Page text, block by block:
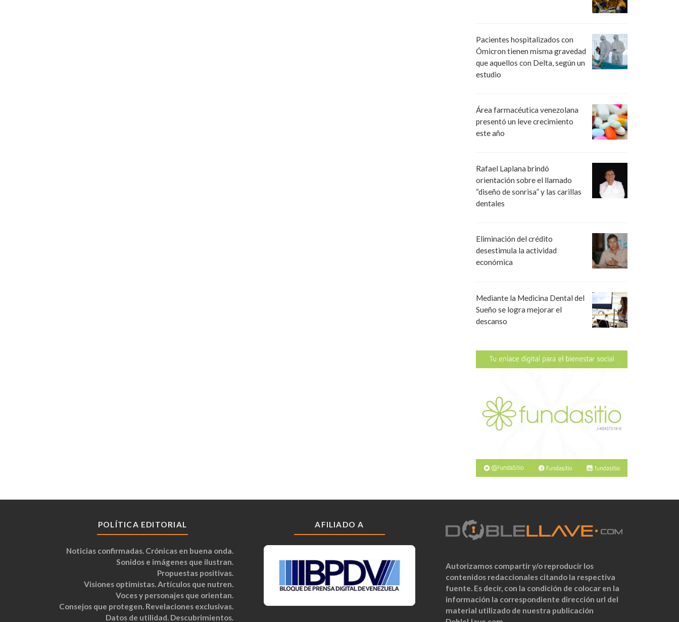
Pacientes hospitalizados con
Ómicron tienen misma gravedad
que aquellos con Delta, según un
estudio
Área farmacéutica venezolana
presentó un leve crecimiento
este año
Rafael Laplana brindó
orientación sobre el llamado
“diseño de sonrisa” y las carillas
dentales
Eliminación del crédito
desestimula la actividad
económica
Mediante la Medicina Dental del
Sueño se logra mejorar el
descanso
POLÍTICA EDITORIAL
Noticias confirmadas. Crónicas en buena onda.
Sonidos e imágenes que ilustran.
Propuestas positivas.
Visiones optimistas. Artículos que nutren.
Voces y personajes que orientan.
Consejos que protegen. Revelaciones exclusivas.
Datos de utilidad. Descubrimientos.
AFILIADO A
Autorizamos compartir y/o reproducir los
contenidos redaccionales citando la respectiva
fuente. Es decir, con la condición de colocar en la
información la correspondiente dirección url del
material utilizado de nuestra publicación